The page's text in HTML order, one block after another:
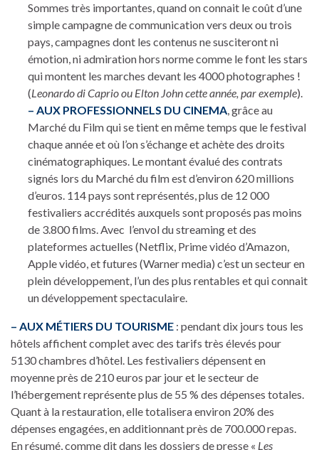
Sommes très importantes, quand on connait le coût d’une
simple campagne de communication vers deux ou trois
pays, campagnes dont les contenus ne susciteront ni
émotion, ni admiration hors norme comme le font les stars
qui montent les marches devant les 4000 photographes !
(Leonardo di Caprio ou Elton John cette année, par exemple).
– AUX PROFESSIONNELS DU CINEMA, grâce au
Marché du Film qui se tient en même temps que le festival
chaque année et où l’on s’échange et achète des droits
cinématographiques. Le montant évalué des contrats
signés lors du Marché du film est d’environ 620 millions
d’euros. 114 pays sont représentés, plus de 12 000
festivaliers accrédités auxquels sont proposés pas moins
de 3.800 films. Avec l’envol du streaming et des
plateformes actuelles (Netflix, Prime vidéo d’Amazon,
Apple vidéo, et futures (Warner media) c’est un secteur en
plein développement, l’un des plus rentables et qui connait
un développement spectaculaire.
– AUX MÉTIERS DU TOURISME : pendant dix jours tous les
hôtels affichent complet avec des tarifs très élevés pour
5130 chambres d’hôtel. Les festivaliers dépensent en
moyenne près de 210 euros par jour et le secteur de
l’hébergement représente plus de 55 % des dépenses totales.
Quant à la restauration, elle totalisera environ 20% des
dépenses engagées, en additionnant près de 700.000 repas.
En résumé, comme dit dans les dossiers de presse « Les